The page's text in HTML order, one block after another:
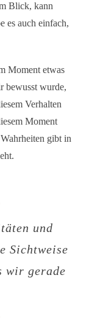
Blick, kann
es auch einfach,
Moment etwas
bewusst wurde,
Verhalten
Moment
gibt in
und
Sichtweise
wir gerade